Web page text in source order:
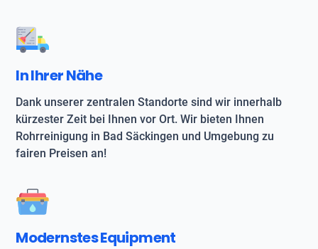
In Ihrer Nähe
Dank unserer zentralen Standorte sind wir innerhalb
kürzester Zeit bei Ihnen vor Ort. Wir bieten Ihnen
Rohrreinigung in Bad Säckingen und Umgebung zu
fairen Preisen an!
Modernstes Equipment